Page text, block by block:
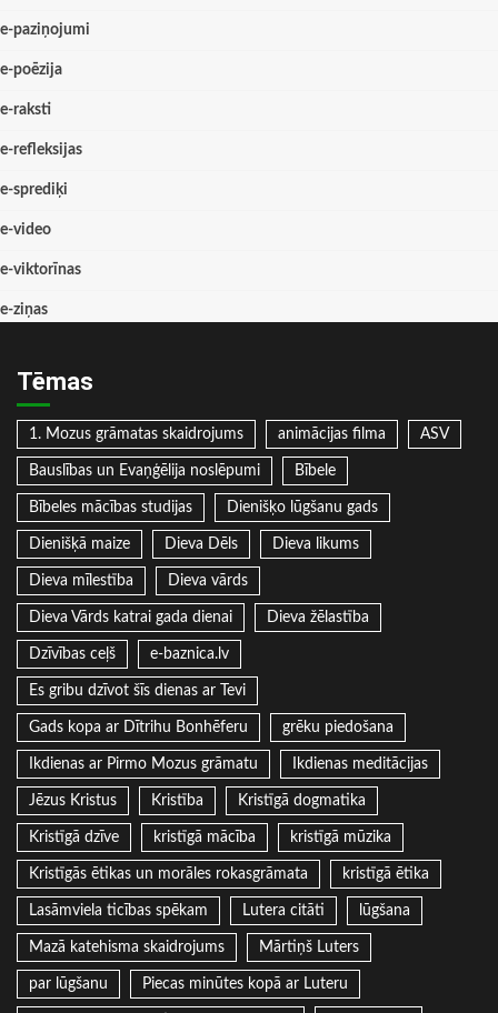
e-paziņojumi
e-poēzija
e-raksti
e-refleksijas
e-sprediķi
e-video
e-viktorīnas
e-ziņas
Tēmas
1. Mozus grāmatas skaidrojums animācijas filma ASV
Bauslības un Evaņģēlija noslēpumi Bībele
Bībeles mācības studijas Dienišķo lūgšanu gads
Dienišķā maize Dieva Dēls Dieva likums
Dieva mīlestība Dieva vārds
Dieva Vārds katrai gada dienai Dieva žēlastība
Dzīvības ceļš e-baznica.lv
Es gribu dzīvot šīs dienas ar Tevi
Gads kopa ar Dītrihu Bonhēferu grēku piedošana
Ikdienas ar Pirmo Mozus grāmatu Ikdienas meditācijas
Jēzus Kristus Kristība Kristīgā dogmatika
Kristīgā dzīve kristīgā mācība kristīgā mūzika
Kristīgās ētikas un morāles rokasgrāmata kristīgā ētika
Lasāmviela ticības spēkam Lutera citāti lūgšana
Mazā katehisma skaidrojums Mārtiņš Luters
par lūgšanu Piecas minūtes kopā ar Luteru